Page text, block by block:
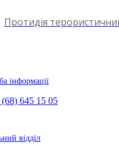
Протидія
інформації
645 15 05
відділ